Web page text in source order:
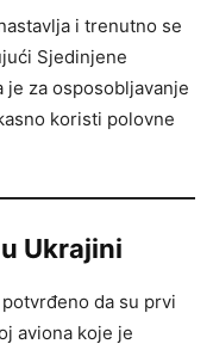
i trenutno se
Sjedinjene
je za osposobljavanje
koristi polovne
Ukrajini
da su prvi
aviona koje je